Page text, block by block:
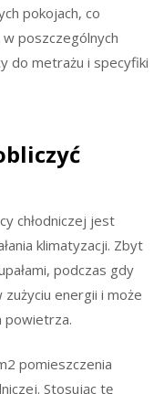
pokojach, co
poszczególnych
do metrażu i specyfiki
chłodniczej jest
klimatyzacji. Zbyt
podczas gdy
energii i może
powietrza.
pomieszczenia
Stosując tę